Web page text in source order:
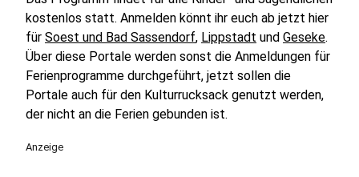
kostenlos statt. Anmelden könnt ihr euch ab jetzt hier
für Soest und Bad Sassendorf, Lippstadt und Geseke.
Über diese Portale werden sonst die Anmeldungen für
Ferienprogramme durchgeführt, jetzt sollen die
Portale auch für den Kulturrucksack genutzt werden,
der nicht an die Ferien gebunden ist.
Anzeige